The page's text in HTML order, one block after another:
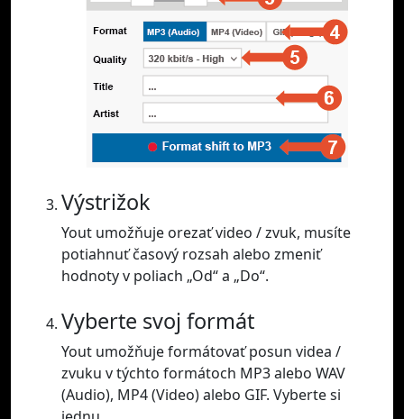
Výstrižok
Yout umožňuje orezať video / zvuk, musíte
potiahnuť časový rozsah alebo zmeniť
hodnoty v poliach „Od“ a „Do“.
Vyberte svoj formát
Yout umožňuje formátovať posun videa /
zvuku v týchto formátoch MP3 alebo WAV
(Audio), MP4 (Video) alebo GIF. Vyberte si